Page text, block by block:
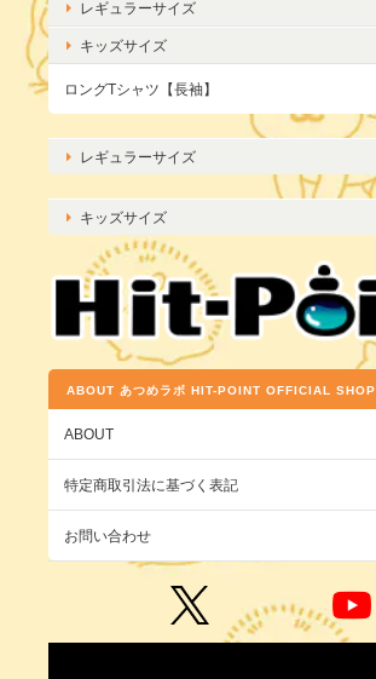
レギュラーサイズ
キッズサイズ
ロングTシャツ【長袖】
レギュラーサイズ
キッズサイズ
ABOUT あつめラボ HIT-POINT OFFICIAL SHOP
ABOUT
特定商取引法に基づく表記
お問い合わせ